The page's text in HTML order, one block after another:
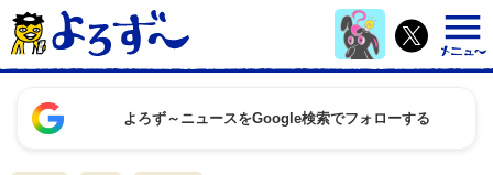
よろず～ニュースをGoogle検索でフォローする